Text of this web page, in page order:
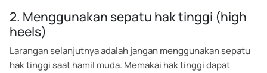
2. Menggunakan sepatu hak tinggi (high
heels)
Larangan selanjutnya adalah jangan menggunakan sepatu
hak tinggi saat hamil muda. Memakai hak tinggi dapat